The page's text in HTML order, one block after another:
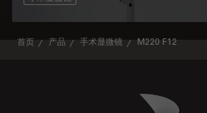
首页 产品 手术显微镜 M220 F12
Danaher Logo